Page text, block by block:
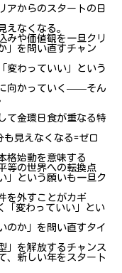
アからのスタートの日
えなくなる。
や価値観を一旦クリ
」を問い直すチャン
変わっていい」という
向かっていく——そん
て金環日食が重なる特
見えなくなる=ゼロ
格始動を意味する
等の世界への転換点
」という願いも一旦ク
を外すことがカギ
「変わっていい」とい
のか」を問い直すタイ
」を解放するチャンス
、新しい年をスタート